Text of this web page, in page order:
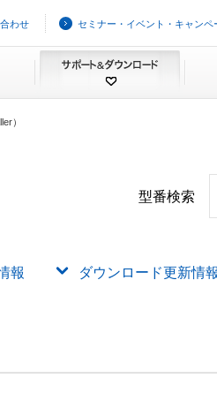
わせ セミナー・イベント・キャンペ
）
型番検索
報 ダウンロード更新情報